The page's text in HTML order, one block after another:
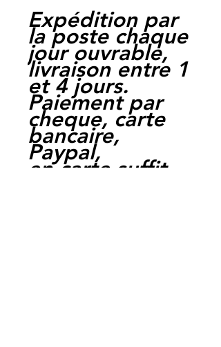
Expédition par
la poste chaque
jour ouvrable,
livraison entre 1
et 4 jours.
Paiement par
cheque, carte
bancaire,
Paypal,
en carte suffit